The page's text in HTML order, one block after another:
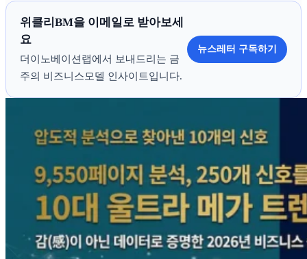
위클리BM을 이메일로 받아보세
요
더이노베이션랩에서 보내드리는 금
주의 비즈니스모델 인사이트입니다.
뉴스레터 구독하기